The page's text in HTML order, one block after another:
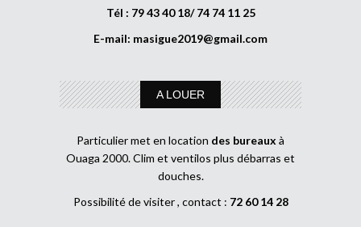
Tél : 79 43 40 18/ 74 74 11 25
E-mail: masigue2019@gmail.com
A LOUER
Particulier met en location des bureaux à
Ouaga 2000. Clim et ventilos plus débarras et
douches.
Possibilité de visiter , contact : 72 60 14 28